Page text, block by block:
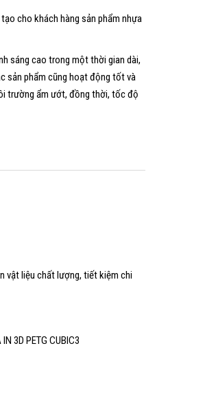
cho khách hàng sản phẩm nhựa
sáng cao trong một thời gian dài,
sản phẩm cũng hoạt động tốt và
trường ẩm ướt, đồng thời, tốc độ
vật liệu chất lượng, tiết kiệm chi
3D PETG CUBIC3